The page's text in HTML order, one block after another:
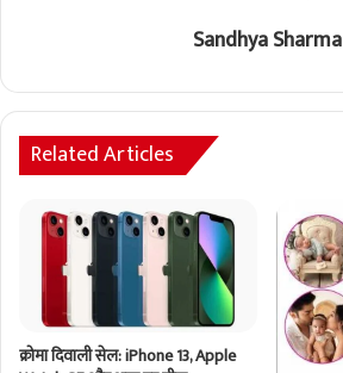
Sandhya Sharma
Related Articles
क्रोमा दिवाली सेल: iPhone 13, Apple